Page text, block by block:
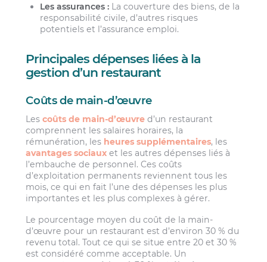
Les assurances : La couverture des biens, de la
responsabilité civile, d’autres risques
potentiels et l’assurance emploi.
Principales dépenses liées à la
gestion d’un restaurant
Coûts de main-d’œuvre
Lescoûts de main-d’œuvre d’un restaurant
comprennent les salaires horaires, la
rémunération, les heures supplémentaires, les
avantages sociaux et les autres dépenses liés à
l’embauche de personnel. Ces coûts
d’exploitation permanents reviennent tous les
mois, ce qui en fait l’une des dépenses les plus
importantes et les plus complexes à gérer.
Le pourcentage moyen du coût de la main-
d’œuvre pour un restaurant est d’environ 30 % du
revenu total. Tout ce qui se situe entre 20 et 30 %
est considéré comme acceptable. Un